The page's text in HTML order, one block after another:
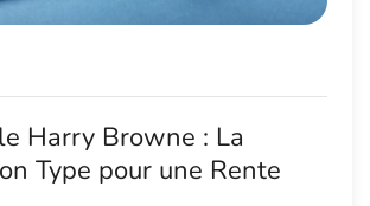
Harry Browne : La
Type pour une Rente